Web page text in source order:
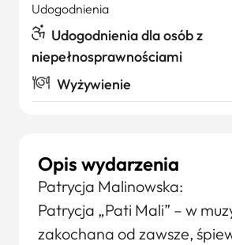
Opis wydarzenia
Patrycja Malinowska:
Patrycja „Pati Mali” – w
zakochana od zawsze,
Udogodnienia
Udogodnienia dla osób z
niepełnosprawnościami
Wyżywienie